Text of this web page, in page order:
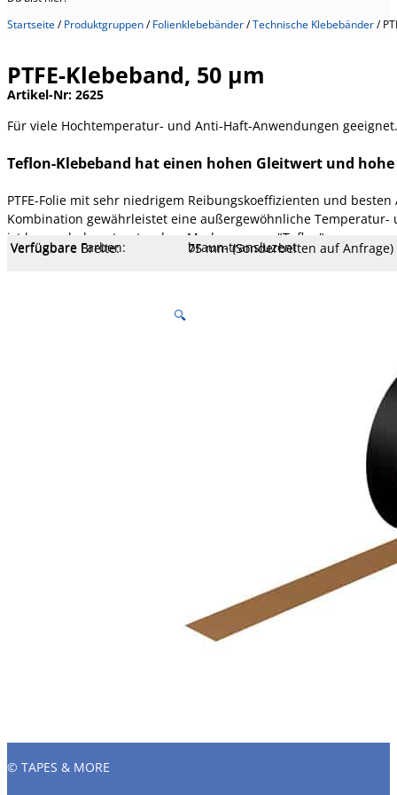
Startseite/Produktgruppen/Folienklebebänder/Technische Klebebänder/
PTFE-Klebeband, 50 µm
Artikel-Nr: 2625
Für viele Hochtemperatur- und Anti-Haft-Anwendungen geeignet.
Teflon-Klebeband hat einen hohen Gleitwert und
PTFE-Folie mit sehr niedrigem Reibungskoeffizienten und
Kombination gewährleistet eine außergewöhnliche
ist besser bekannt unter dem Markennamen "Teflon".
Träger:
PTFE-Folie
Trägerstärke: 50 µm
Gesamtstärke: 100 µm
Klebertyp: Silikon / Polysiloxan
Klebekraft: 3 N/cm
Reißfestigkeit: 40 N/cm
Dehnung: 100 %
Temperatur: - 40 bis 260 °C
Durchschlagsspannung: 9 KV
Kern Typ: Kunstoff
Kern Ø mm: 76 mm
Spezifikation: Der Kunststoff PTFE,
Verfügbare Längen: 33 m
Verfügbare Breite: 75 mm (Sonderbeiten auf Anfrage)
Verfügbare Farben: braun-transluzent
🔍
© TAPES & MORE